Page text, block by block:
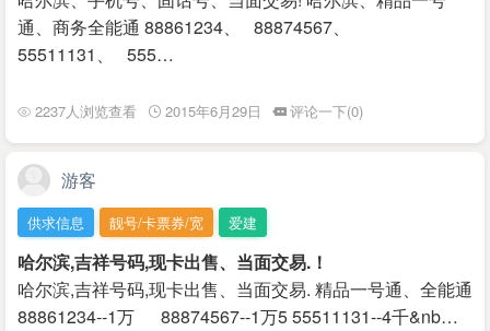
通、商务全能通 88861234、 88874567、
55511131、 555…
2237人浏览查看 2015年6月29日 评论一下(0)
游客
供求信息 靓号/卡票券/宽 爱建
哈尔滨,吉祥号码,现卡出售、当面交易.！
哈尔滨,吉祥号码,现卡出售、当面交易. 精品一号通、全能通
88861234--1万 88874567--1万5 55511131--4千&nb…